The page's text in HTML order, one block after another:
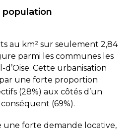
au km² sur seulement 2,84
parmi les communes les
d’Oise. Cette urbanisation
une forte proportion
(28%) aux côtés d’un
(69%).
une forte demande locative,